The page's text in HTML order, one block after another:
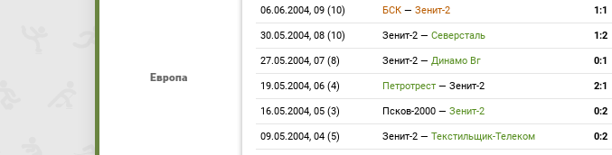
Европа
06.06.2004, 09 (10) БСК — Зенит-2 1:1
30.05.2004, 08 (10) Зенит-2 — Северсталь 1:2
27.05.2004, 07 (8) Зенит-2 — Динамо Вг 0:1
19.05.2004, 06 (4) Петротрест — Зенит-2 2:1
16.05.2004, 05 (3) Псков-2000 — Зенит-2 0:2
09.05.2004, 04 (5) Зенит-2 — Текстильщик-Телеком 0:2